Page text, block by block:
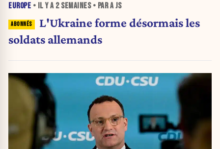
EUROPE • IL Y A 2 SEMAINES• PAR A JS
L'Ukraine forme désormais les
soldats allemands